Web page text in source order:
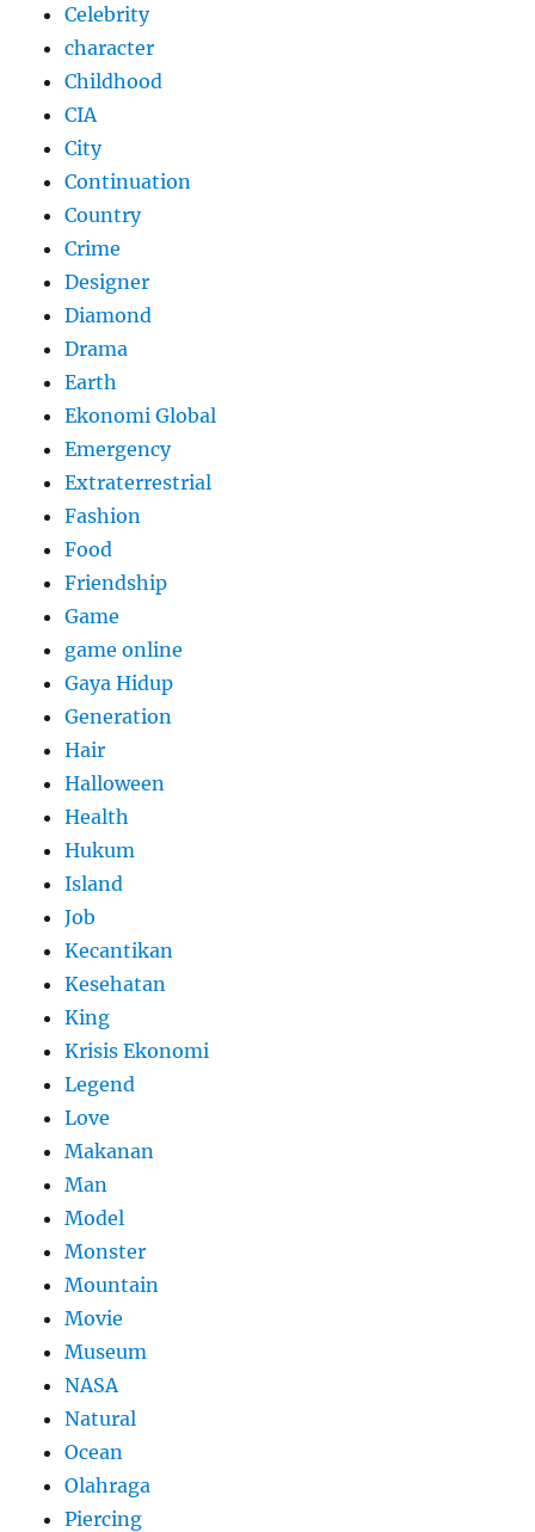
Celebrity
character
Childhood
CIA
City
Continuation
Country
Crime
Designer
Diamond
Drama
Earth
Ekonomi Global
Emergency
Extraterrestrial
Fashion
Food
Friendship
Game
game online
Gaya Hidup
Generation
Hair
Halloween
Health
Hukum
Island
Job
Kecantikan
Kesehatan
King
Krisis Ekonomi
Legend
Love
Makanan
Man
Model
Monster
Mountain
Movie
Museum
NASA
Natural
Ocean
Olahraga
Piercing